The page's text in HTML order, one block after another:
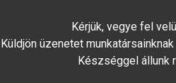
Kérjük, vegye fel
Küldjön üzenetet
Készséggel állunk